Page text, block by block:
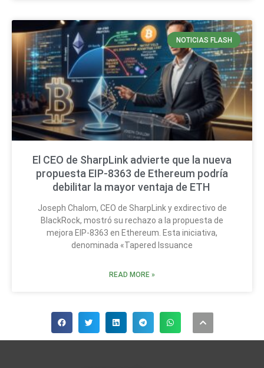
NOTICIAS FLASH
El CEO de SharpLink advierte que la nueva
propuesta EIP-8363 de Ethereum podría
debilitar la mayor ventaja de ETH
Joseph Chalom, CEO de SharpLink y exdirectivo de
BlackRock, mostró su rechazo a la propuesta de
mejora EIP-8363 en Ethereum. Esta iniciativa,
denominada «Tapered Issuance
READ MORE »